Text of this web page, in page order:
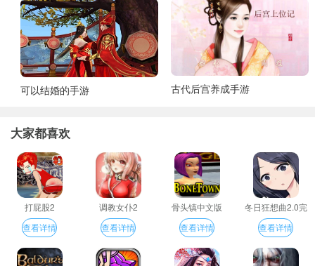
可以结婚的手游 古代后宫养成手游
大家都喜欢
打屁股2
查看详情
调教女仆2
查看详情
骨头镇中文版
查看详情
冬日狂想曲2.0完
整汉化版
查看详情